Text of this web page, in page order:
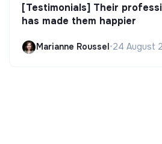
[Testimonials] Their
has made them happier
Marianne Roussel •24 August